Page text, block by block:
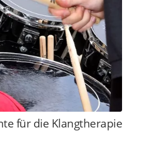
für die Klangtherapie